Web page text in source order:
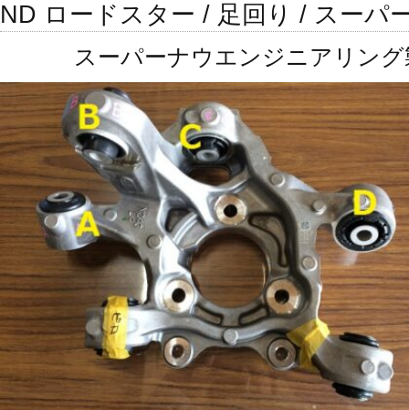
ND ロードスター / 足回り / スーパ
スーパーナウエンジニアリン